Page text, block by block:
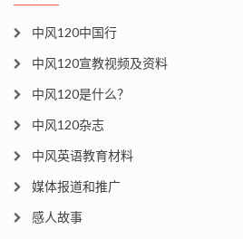
中风120中国行
中风120宣教视频及资料
中风120是什么？
中风120杂志
中风英语教育材料
媒体报道和推广
感人故事